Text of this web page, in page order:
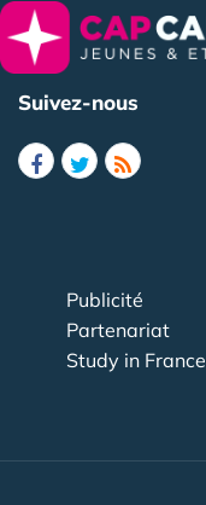
Suivez-nous
Publicité
Partenariat
Study in France